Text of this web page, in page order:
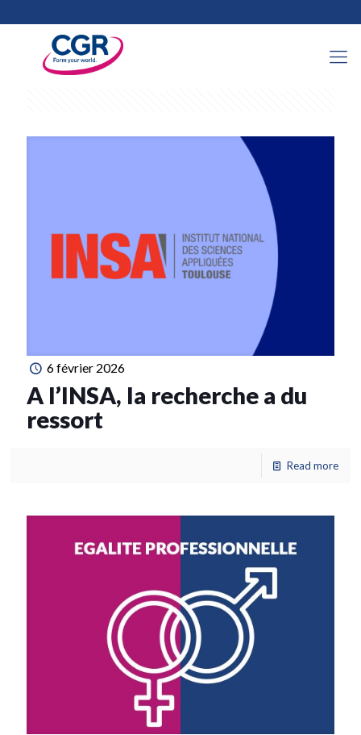
Categories Tags
6 février 2026
A l’INSA, la recherche a du
ressort
Read more